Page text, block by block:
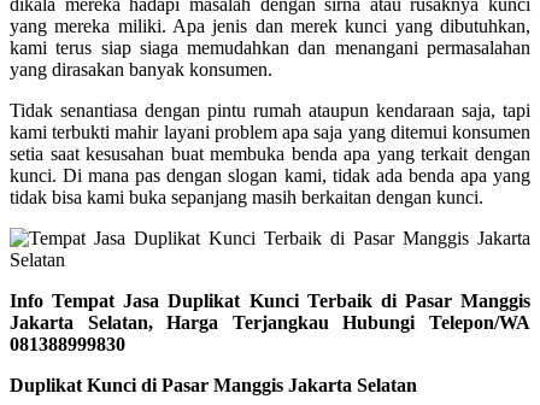
dikala mereka hadapi masalah dengan sirna atau rusaknya kunci
yang mereka miliki. Apa jenis dan merek kunci yang dibutuhkan,
kami terus siap siaga memudahkan dan menangani permasalahan
yang dirasakan banyak konsumen.
Tidak senantiasa dengan pintu rumah ataupun kendaraan saja, tapi
kami terbukti mahir layani problem apa saja yang ditemui konsumen
setia saat kesusahan buat membuka benda apa yang terkait dengan
kunci. Di mana pas dengan slogan kami, tidak ada benda apa yang
tidak bisa kami buka sepanjang masih berkaitan dengan kunci.
Info Tempat Jasa Duplikat Kunci Terbaik di Pasar Manggis
Jakarta Selatan, Harga Terjangkau Hubungi Telepon/WA
081388999830
Duplikat Kunci di Pasar Manggis Jakarta Selatan